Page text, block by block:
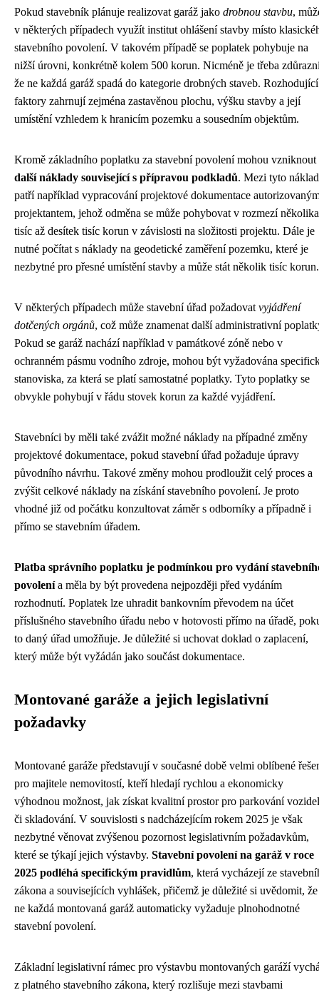
Pokud stavebník plánuje realizovat garáž jako drobnou stavbu,
v některých případech využít institut ohlášení stavby místo
stavebního povolení. V takovém případě se poplatek pohybuje na
nižší úrovni, konkrétně kolem 500 korun. Nicméně je třeba
že ne každá garáž spadá do kategorie drobných staveb. Rozhodující
faktory zahrnují zejména zastavěnou plochu, výšku stavby a její
umístění vzhledem k hranicím pozemku a sousedním objektům.
Kromě základního poplatku za stavební povolení mohou vzniknout
další náklady související s přípravou podkladů. Mezi tyto
patří například vypracování projektové dokumentace
projektantem, jehož odměna se může pohybovat v rozmezí několika
tisíc až desítek tisíc korun v závislosti na složitosti projektu. Dále je
nutné počítat s náklady na geodetické zaměření pozemku, které je
nezbytné pro přesné umístění stavby a může stát několik tisíc korun.
V některých případech může stavební úřad požadovat vyjádření
dotčených orgánů, což může znamenat další administrativní
Pokud se garáž nachází například v památkové zóně nebo v
ochranném pásmu vodního zdroje, mohou být vyžadována
stanoviska, za která se platí samostatné poplatky. Tyto poplatky se
obvykle pohybují v řádu stovek korun za každé vyjádření.
Stavebníci by měli také zvážit možné náklady na případné změny
projektové dokumentace, pokud stavební úřad požaduje úpravy
původního návrhu. Takové změny mohou prodloužit celý proces a
zvýšit celkové náklady na získání stavebního povolení. Je proto
vhodné již od počátku konzultovat záměr s odborníky a případně i
přímo se stavebním úřadem.
Platba správního poplatku je podmínkou pro vydání
povolenía měla by být provedena nejpozději před vydáním
rozhodnutí. Poplatek lze uhradit bankovním převodem na účet
příslušného stavebního úřadu nebo v hotovosti přímo na úřadě,
to daný úřad umožňuje. Je důležité si uchovat doklad o zaplacení,
který může být vyžádán jako součást dokumentace.
Montované garáže a jejich legislativní
požadavky
Montované garáže představují v současné době velmi oblíbené
pro majitele nemovitostí, kteří hledají rychlou a ekonomicky
výhodnou možnost, jak získat kvalitní prostor pro parkování vozidel
či skladování. V souvislosti s nadcházejícím rokem 2025 je však
nezbytné věnovat zvýšenou pozornost legislativním požadavkům,
které se týkají jejich výstavby. Stavební povolení na garáž v roce
2025 podléhá specifickým pravidlům, která vycházejí ze
zákona a souvisejících vyhlášek, přičemž je důležité si uvědomit, že
ne každá montovaná garáž automaticky vyžaduje plnohodnotné
stavební povolení.
Základní legislativní rámec pro výstavbu montovaných garáží
z platného stavebního zákona, který rozlišuje mezi stavbami